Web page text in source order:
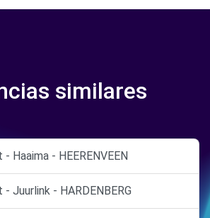
similares
Haaima - HEERENVEEN
Juurlink - HARDENBERG